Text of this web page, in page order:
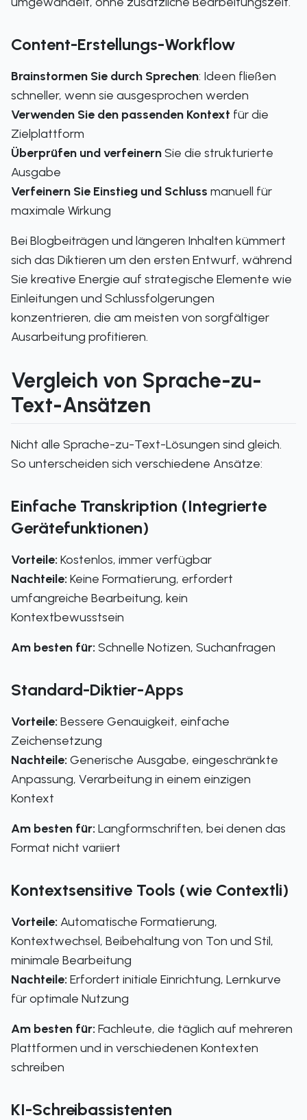
Content-Erstellungs-Workflow
Brainstormen Sie durch Sprechen: Ideen fließen
schneller, wenn sie ausgesprochen werden
Verwenden Sie den passenden Kontext für die
Zielplattform
Überprüfen und verfeinernSie die strukturierte
Ausgabe
Verfeinern Sie Einstieg und Schluss manuell für
maximale Wirkung
Bei Blogbeiträgen und längeren Inhalten kümmert
sich das Diktieren um den ersten Entwurf, während
Sie kreative Energie auf strategische Elemente wie
Einleitungen und Schlussfolgerungen
konzentrieren, die am meisten von sorgfältiger
Ausarbeitung profitieren.
Vergleich von Sprache-zu-
Text-Ansätzen
Nicht alle Sprache-zu-Text-Lösungen sind gleich.
So unterscheiden sich verschiedene Ansätze:
Einfache Transkription (Integrierte
Gerätefunktionen)
Vorteile: Kostenlos, immer verfügbar
Nachteile: Keine Formatierung, erfordert
umfangreiche Bearbeitung, kein
Kontextbewusstsein
Am besten für: Schnelle Notizen, Suchanfragen
Standard-Diktier-Apps
Vorteile: Bessere Genauigkeit, einfache
Zeichensetzung
Nachteile: Generische Ausgabe, eingeschränkte
Anpassung, Verarbeitung in einem einzigen
Kontext
Am besten für: Langformschriften, bei denen das
Format nicht variiert
Kontextsensitive Tools (wie Contextli)
Vorteile: Automatische Formatierung,
Kontextwechsel, Beibehaltung von Ton und Stil,
minimale Bearbeitung
Nachteile: Erfordert initiale Einrichtung, Lernkurve
für optimale Nutzung
Am besten für: Fachleute, die täglich auf mehreren
Plattformen und in verschiedenen Kontexten
schreiben
KI-Schreibassistenten